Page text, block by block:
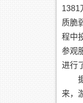
1381
质脆
程中
参观
进行
据
来，